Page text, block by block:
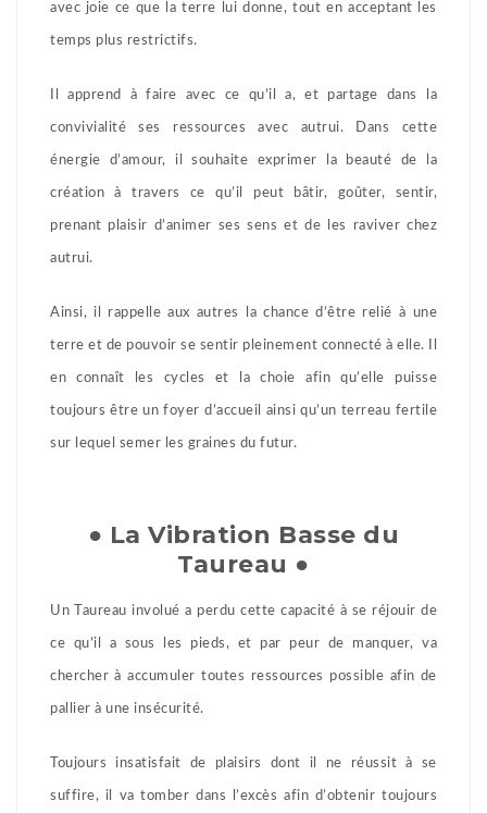
avec joie ce que la terre lui donne, tout en acceptant les
temps plus restrictifs.
Il apprend à faire avec ce qu’il a, et partage dans la
convivialité ses ressources avec autrui. Dans cette
énergie d’amour, il souhaite exprimer la beauté de la
création à travers ce qu’il peut bâtir, goûter, sentir,
prenant plaisir d’animer ses sens et de les raviver chez
autrui.
Ainsi, il rappelle aux autres la chance d’être relié à une
terre et de pouvoir se sentir pleinement connecté à elle. Il
en connaît les cycles et la choie afin qu’elle puisse
toujours être un foyer d’accueil ainsi qu’un terreau fertile
sur lequel semer les graines du futur.
● La Vibration Basse du
Taureau ●
Un Taureau involué a perdu cette capacité à se réjouir de
ce qu’il a sous les pieds, et par peur de manquer, va
chercher à accumuler toutes ressources possible afin de
pallier à une insécurité.
Toujours insatisfait de plaisirs dont il ne réussit à se
suffire, il va tomber dans l’excès afin d’obtenir toujours